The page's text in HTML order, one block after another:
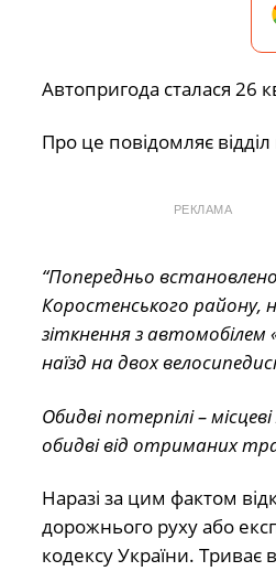
Автопригода сталася 26
Про це повідомляє відділ
РЕКЛАМА
“Попередньо
Коростенського району,
зіткнення з автомобілем
наїзд на двох
Обидві потерпілі –
обидві від отриманих
Наразі за цим фактом
дорожнього руху або
кодексу України. Триває